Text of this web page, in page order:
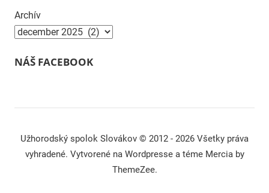
Archív
NÁŠ FACEBOOK
Užhorodský spolok Slovákov © 2012 - 2026 Všetky práva
vyhradené. Vytvorené na Wordpresse a téme Mercia by
ThemeZee.